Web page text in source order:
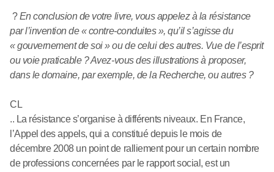
?En conclusion de votre livre, vous appelez à la résistance
par l’invention de « contre-conduites », qu’il s’agisse du
« gouvernement de soi » ou de celui des autres. Vue de l’esprit
ou voie praticable ? Avez-vous des illustrations à proposer,
dans le domaine, par exemple, de la Recherche, ou autres ?
CL
.. La résistance s’organise à différents niveaux. En France,
l’Appel des appels, qui a constitué depuis le mois de
décembre 2008 un point de ralliement pour un certain nombre
de professions concernées par le rapport social, est un